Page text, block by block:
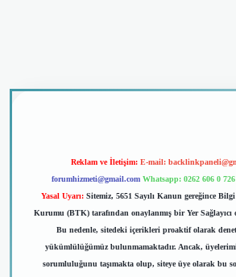
Reklam ve İletişim: E-mail:
forumhizmeti@gmail.com Whatsapp: 0262 606 0 726
Yasal Uyarı: Sitemiz, 5651 Sayılı Kanun gereğince
Kurumu (BTK) tarafından onaylanmış bir Yer Sağlayıcı
Bu nedenle, sitedeki içerikleri proaktif olarak
yükümlülüğümüz bulunmamaktadır. Ancak,
sorumluluğunu taşımakta olup, siteye üye olarak bu